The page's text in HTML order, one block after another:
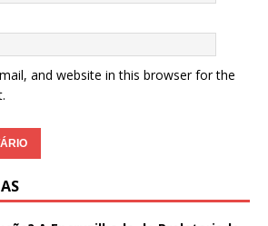
and website in this browser for the